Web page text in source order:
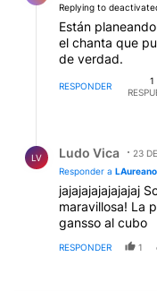
Replying to
Están
el chanta que
de verdad.
RESPONDER
1
LV Ludo Vica
23
Responder a
jajajajajajajajaj
maravillosa! La
gansso al cubo
RESPONDER 1